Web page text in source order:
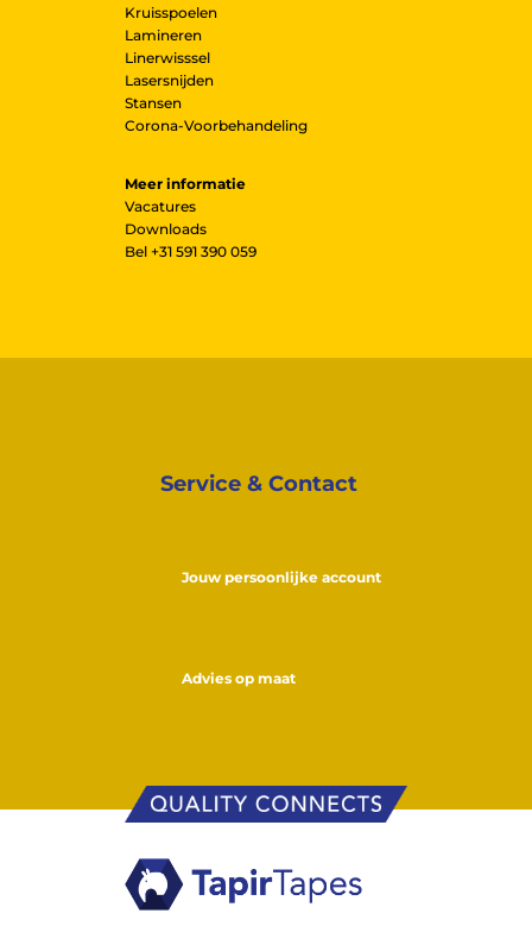
Kruisspoelen
Lamineren
Linerwisssel
Lasersnijden
Stansen
Corona-Voorbehandeling
Meer informatie
Vacatures
Downloads
Bel+31 591 390 059
Service & Contact
Jouw persoonlijke account
Advies op maat